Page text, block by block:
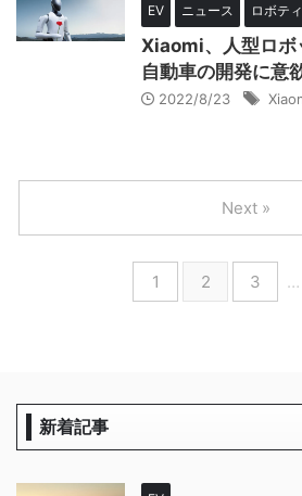
EV ニュース ロボテ
Xiaomi、人型ロボ
自動車の開発に意
2022/8/23
1 2 3 …
Next »
新着記事